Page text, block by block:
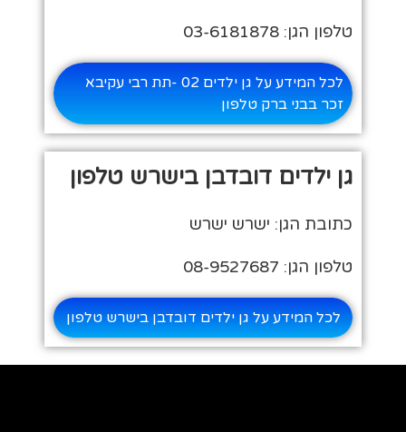
טלפון הגן: 03-6181878
לכל המידע על גן ילדים 02 -תת רבי עקיבא
זכר בבני ברק טלפון
גן ילדים דובדבן בישרש טלפון
כתובת הגן: ישרש ישרש
טלפון הגן: 08-9527687
לכל המידע על גן ילדים דובדבן בישרש טלפון